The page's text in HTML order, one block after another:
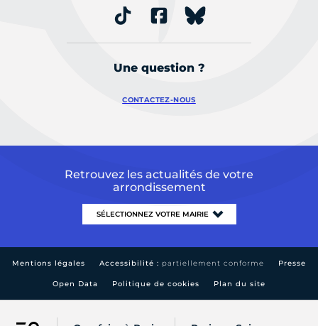
Une question ?
CONTACTEZ-NOUS
Retrouvez les actualités de votre
arrondissement
Mentions légales Accessibilité : partiellement conforme Presse
Open Data Politique de cookies Plan du site